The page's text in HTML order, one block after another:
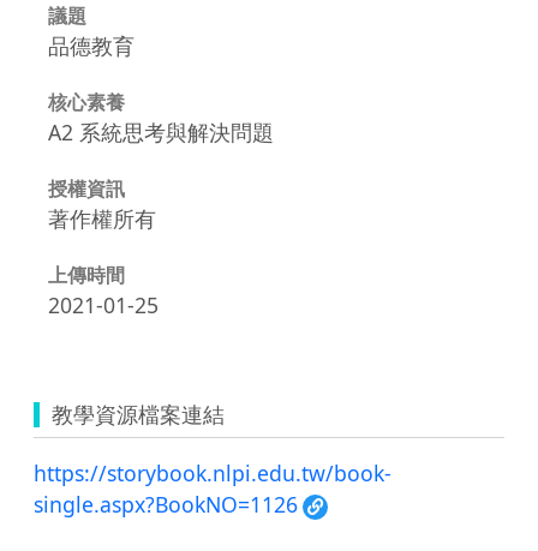
議題
品德教育
核心素養
A2 系統思考與解決問題
授權資訊
著作權所有
上傳時間
2021-01-25
教學資源檔案連結
https://storybook.nlpi.edu.tw/book-
single.aspx?BookNO=1126